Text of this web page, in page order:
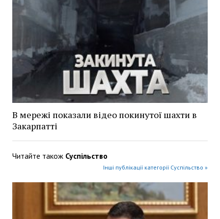
В мережі показали відео покинутої шахти в
Закарпатті
Читайте також Суспільство
Інші публікації категорії Суспільство »